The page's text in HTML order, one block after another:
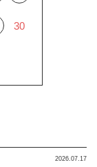
30
2026.07.17